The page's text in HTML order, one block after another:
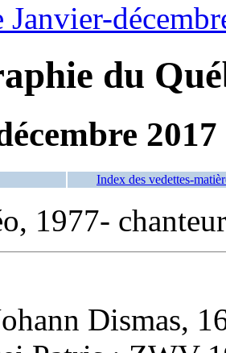
Janvier-
du
2017
Index des vedettes-
1977- chanteur
Dismas,